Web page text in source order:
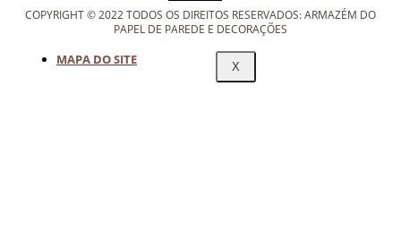
X
COPYRIGHT © 2022 TODOS OS DIREITOS RESERVADOS: ARMAZÉM DO
PAPEL DE PAREDE E DECORAÇÕES
MAPA DO SITE